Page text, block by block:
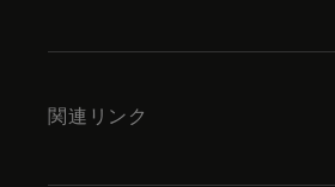
関連リンク